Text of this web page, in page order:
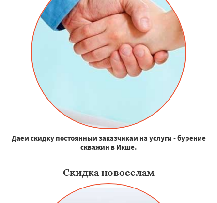
Даем скидку постоянным заказчикам на услуги - бурение
скважин в Икше.
Скидка новоселам